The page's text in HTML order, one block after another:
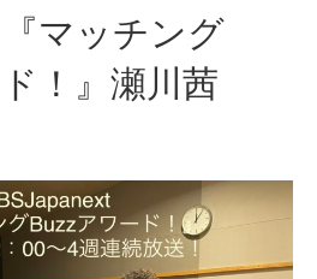
マッチング
！』瀬川茜